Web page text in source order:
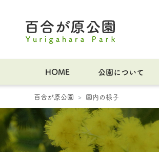
HOME 公園について
百合が原公園 園内の様子